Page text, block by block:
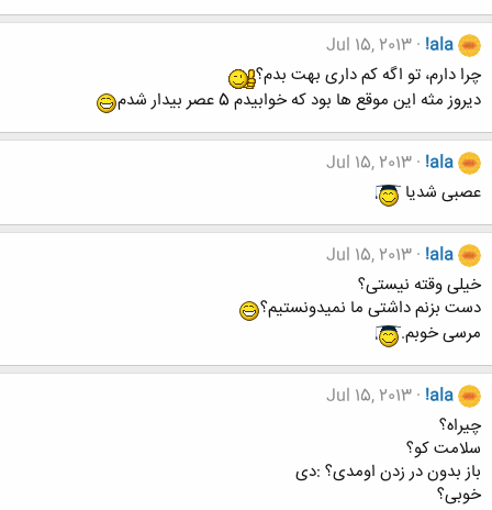
!ala
Jul 15, 2013
چرا دارم، تو اگه کم داری بهت بدم؟
دیروز مثه این موقع ها بود که خوابیدم 5 عصر بیدار شدم
!ala
Jul 15, 2013
عصبی شدیا
!ala
Jul 15, 2013
خیلی وقته نیستی؟
دست بزنم داشتی ما نمیدونستیم؟
مرسی خوبم.
!ala
Jul 15, 2013
چیراه؟
سلامت کو؟
باز بدون در زدن اومدی؟ :دی
خوبی؟